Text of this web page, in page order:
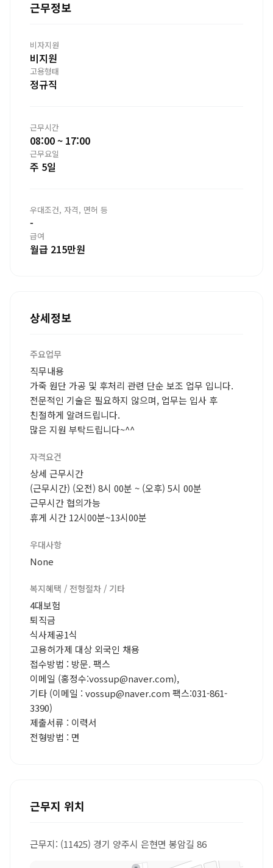
근무정보
비자지원
비지원
고용형태
정규직
근무시간
08:00 ~ 17:00
근무요일
주 5일
우대조건, 자격, 면허 등
-
급여
월급 215만원
상세정보
주요업무
직무내용
가죽 원단 가공 및 후처리 관련 단순 보조 업무 입니다.
전문적인 기술은 필요하지 않으며, 업무는 입사 후
친절하게 알려드립니다.
많은 지원 부탁드립니다~^^
자격요건
상세 근무시간
(근무시간) (오전) 8시 00분 ~ (오후) 5시 00분
근무시간 협의가능
휴게 시간 12시00분~13시00분
우대사항
None
복지혜택 / 전형절차 / 기타
4대보험
퇴직금
식사제공1식
고용허가제 대상 외국인 채용
접수방법 : 방문. 팩스
이메일 (홍정수:vossup@naver.com),
기타 (이메일 : vossup@naver.com 팩스:031-861-
3390)
제출서류 : 이력서
전형방법 : 면
근무지 위치
근무지: (11425) 경기 양주시 은현면 봉암길 86